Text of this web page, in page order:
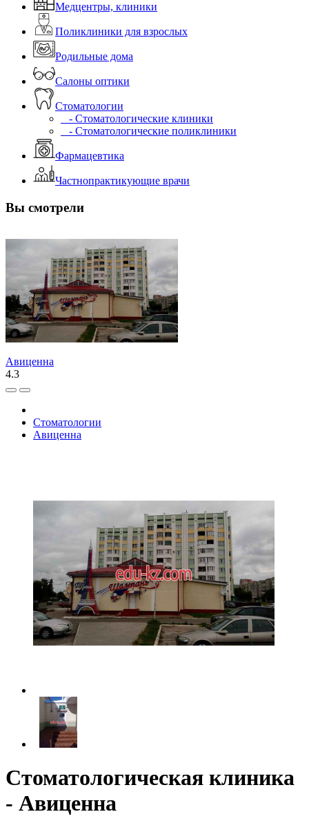
Медцентры, клиники
Поликлиники для взрослых
Родильные дома
Салоны оптики
Стоматологии
- Стоматологические клиники
- Стоматологические поликлиники
Фармацевтика
Частнопрактикующие врачи
Вы смотрели
Авиценна
4.3
Стоматологии
Авиценна
Стоматологическая клиника
- Авиценна